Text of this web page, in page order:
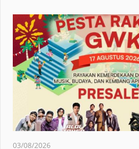
03/08/2026